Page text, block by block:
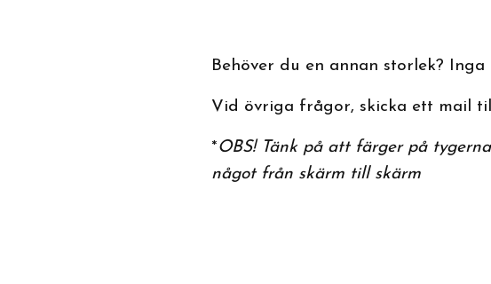
Behöver du en annan storlek?
Vid övriga frågor, skicka ett mail
*OBS! Tänk på att färger på
något från skärm till skärm